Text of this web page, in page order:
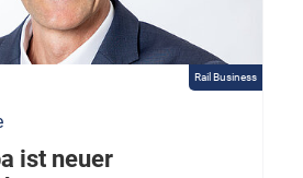
Rail Business
ist neuer